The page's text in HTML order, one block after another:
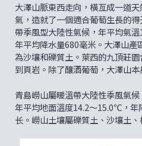
大澤山脈東西走向，橫亙成一道
氣，造就了一個適合葡萄生長的
帶季風型大陸性氣候，年平均氣
年平均降水量680毫米。大澤山產
為沙壤和礫質土。萊西的九頂莊
到頁岩。除了釀酒葡萄，大澤山
青島嶗山屬暖溫帶大陸性季風氣
年平均地面溫度14.2～15.0℃，年
长。嶗山土壤屬礫質土、沙壤土